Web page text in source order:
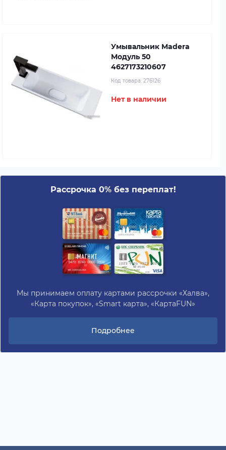
Умывальник Madera
Модуль 50
4627173210607
Код товара: 276126
Нет в наличии
Рассрочка 0% без переплат!
Мы принимаем оплату картами рассрочки «Халва»,
«Карта покупок», «Smart карта», «КартаFUN»
Подробнее